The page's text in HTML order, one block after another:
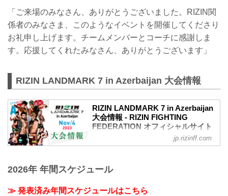
「ご来場のみなさん、ありがとうございました。RIZIN関
係者のみなさま、このようなイベントを開催してくださり
お礼申し上げます。チームメンバーとコーチに感謝しま
す。応援してくれたみなさん、ありがとうございます」
RIZIN LANDMARK 7 in Azerbaijan 大会情報
RIZIN LANDMARK 7 in Azerbaijan
大会情報 - RIZIN FIGHTING
FEDERATION オフィシャルサイト
youtu.be
要
jp.rizinff.com
2026年 年間スケジュール
≫ 発表済み年間スケジュールはこちら